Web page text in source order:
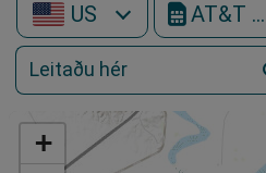
US AT&T Mobility
+